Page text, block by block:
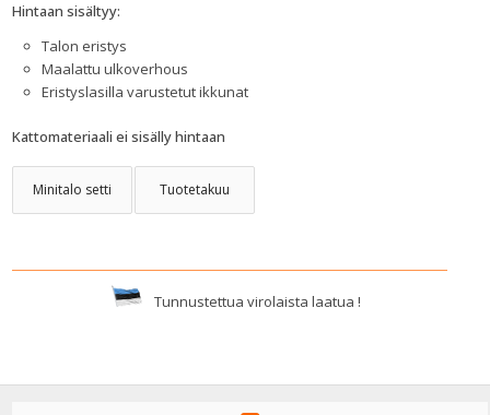
Hintaan sisältyy:
Talon eristys
Maalattu ulkoverhous
Eristyslasilla varustetut ikkunat
Kattomateriaali ei sisälly hintaan
Minitalo setti Tuotetakuu
Tunnustettua virolaista laatua !